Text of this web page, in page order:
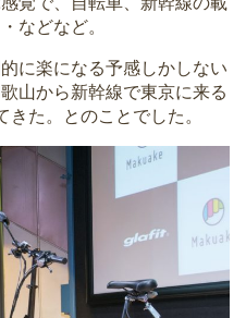
などなど。
に楽になる予感しかしない
山から新幹線で東京に来る
た。とのことでした。